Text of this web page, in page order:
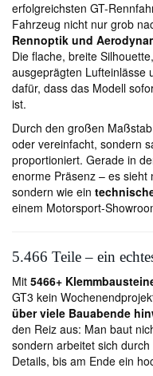
erfolgreichsten GT-
Fahrzeug nicht nur grob
Rennoptik und
Die flache, breite
ausgeprägten Lufteinlässe
dafür, dass das Modell
ist.
Durch den großen
oder vereinfacht, sondern
proportioniert. Gerade in
enorme Präsenz – es sieht
sondern wie ein
einem Motorsport-
5.466 Teile – ein
Mit 5466+
GT3 kein
über viele Bauabende
den Reiz aus: Man baut
sondern arbeitet sich
Details, bis am Ende ein